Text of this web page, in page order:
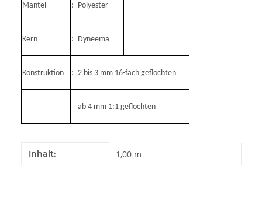
Mantel : Polyester
Kern : Dyneema
Konstruktion : 2 bis 3 mm 16-fach geflochten
ab 4 mm 1:1 geflochten
Produkteigenschaft
Wert
Inhalt: 1,00 m